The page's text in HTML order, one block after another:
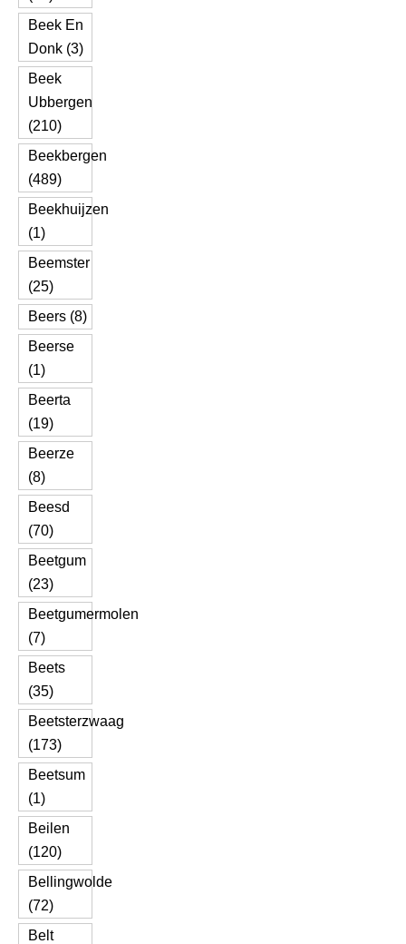
Beek En
Donk (3)
Beek
Ubbergen
(210)
Beekbergen
(489)
Beekhuijzen
(1)
Beemster
(25)
Beers (8)
Beerse
(1)
Beerta
(19)
Beerze
(8)
Beesd
(70)
Beetgum
(23)
Beetgumermolen
(7)
Beets
(35)
Beetsterzwaag
(173)
Beetsum
(1)
Beilen
(120)
Bellingwolde
(72)
Belt